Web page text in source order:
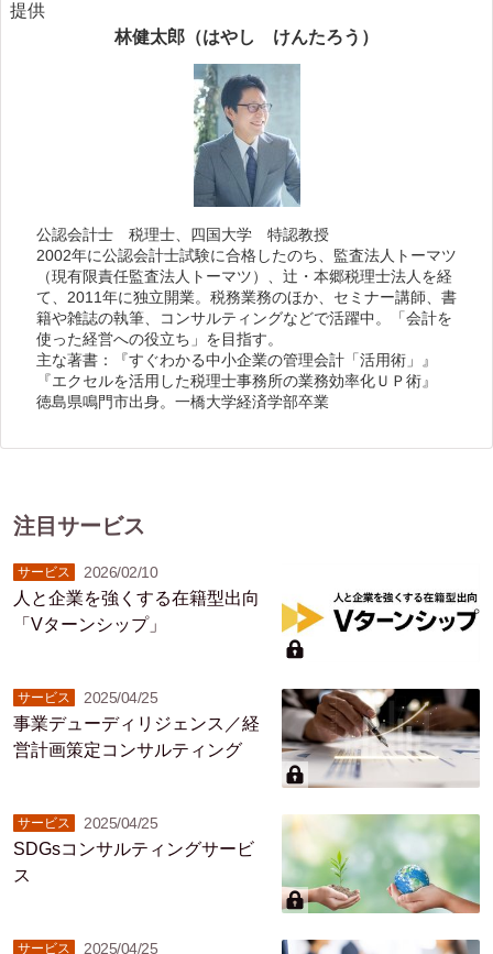
提供
林健太郎（はやし けんたろう）
公認会計士 税理士、四国大学 特認教授
2002年に公認会計士試験に合格したのち、監査法人トーマツ
（現有限責任監査法人トーマツ）、辻・本郷税理士法人を経
て、2011年に独立開業。税務業務のほか、セミナー講師、書
籍や雑誌の執筆、コンサルティングなどで活躍中。「会計を
使った経営への役立ち」を目指す。
主な著書：『すぐわかる中小企業の管理会計「活用術」』
『エクセルを活用した税理士事務所の業務効率化ＵＰ術』
徳島県鳴門市出身。一橋大学経済学部卒業
注目サービス
サービス 2026/02/10
人と企業を強くする在籍型出向
「Vターンシップ」
サービス 2025/04/25
事業デューディリジェンス／経
営計画策定コンサルティング
サービス 2025/04/25
SDGsコンサルティングサービ
ス
サービス 2025/04/25